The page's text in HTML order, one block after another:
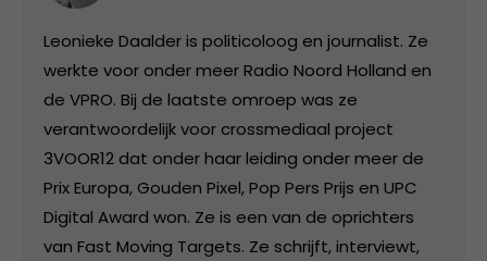
Leonieke Daalder is politicoloog en journalist. Ze
werkte voor onder meer Radio Noord Holland en
de VPRO. Bij de laatste omroep was ze
verantwoordelijk voor crossmediaal project
3VOOR12 dat onder haar leiding onder meer de
Prix Europa, Gouden Pixel, Pop Pers Prijs en UPC
Digital Award won. Ze is een van de oprichters
van Fast Moving Targets. Ze schrijft, interviewt,